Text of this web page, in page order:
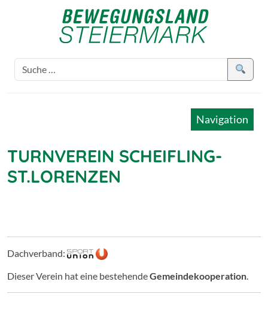
Navigation
TURNVEREIN SCHEIFLING-
ST.LORENZEN
Dachverband:
Dieser Verein hat eine bestehendeGemeindekooperation